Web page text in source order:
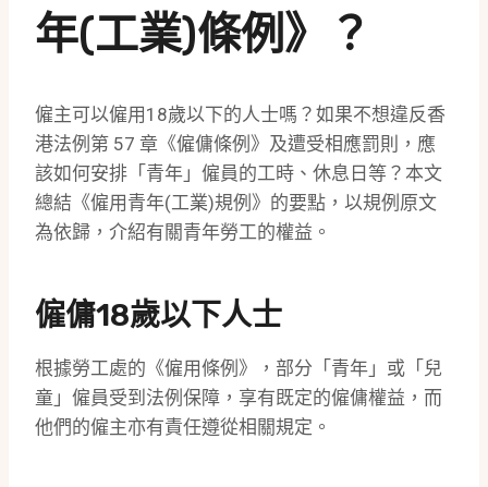
年(工業)條例》？
僱主可以僱用18歲以下的人士嗎？如果不想違反香
港法例第 57 章《僱傭條例》及遭受相應罰則，應
該如何安排「青年」僱員的工時、休息日等？本文
總結《僱用青年(工業)規例》的要點，以規例原文
為依歸，介紹有關青年勞工的權益。
僱傭18歲以下人士
根據勞工處的《僱用條例》，部分「青年」或「兒
童」僱員受到法例保障，享有既定的僱傭權益，而
他們的僱主亦有責任遵從相關規定。